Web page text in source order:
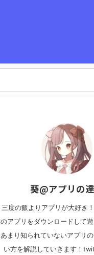
葵@アプリの
三度の飯よりアプリが大好き
のアプリをダウンロードして遊
あまり知られていないアプリ
い方を解説していきます！